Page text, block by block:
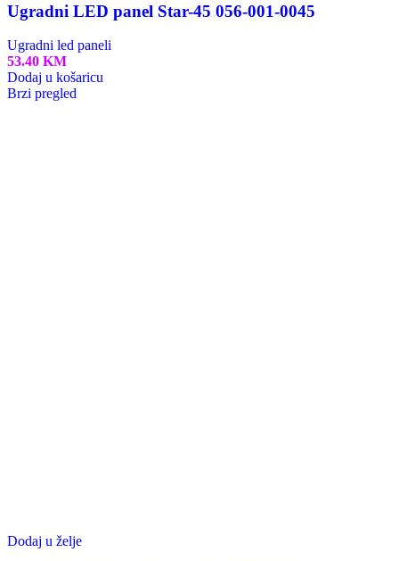
Ugradni LED panel Star-45 056-001-0045
Ugradni led paneli
53.40 KM
Dodaj u košaricu
Brzi pregled
Dodaj u želje